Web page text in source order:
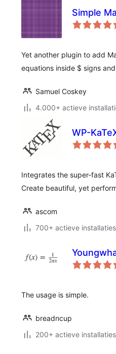
Simple
Yet another plugin to add
equations inside $ signs
Samuel Coskey
4.000+ actieve
WP-
Integrates the super-fast
Create beautiful, yet
ascom
700+ actieve installaties
The usage is simple.
breadncup
200+ actieve installaties